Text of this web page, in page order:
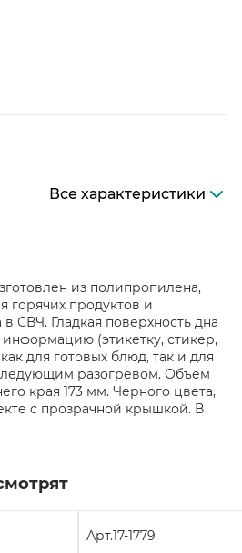
Все характеристики
из полипропилена,
горячих продуктов и
СВЧ. Гладкая поверхность дна
информацию (этикетку, стикер,
для готовых блюд, так и для
разогревом. Объем
края 173 мм. Черного цвета,
с прозрачной крышкой. В
Арт.17-1779